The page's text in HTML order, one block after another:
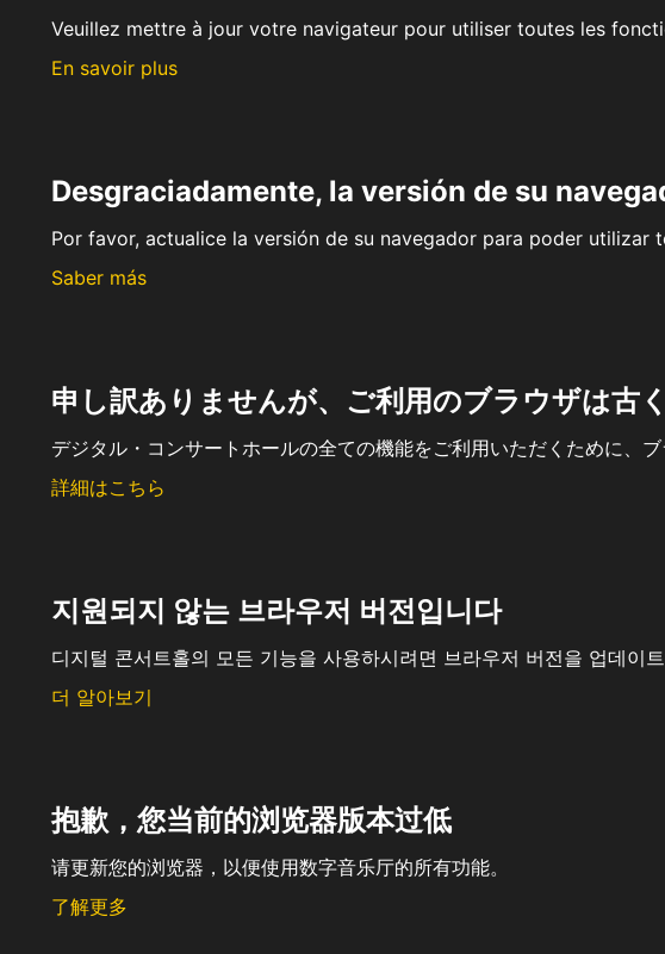
Veuillez mettre à jour votre navigateur pour utiliser toutes les
En savoir plus
Desgraciadamente, la versión de su
Por favor, actualice la versión de su navegador para poder utilizar
Saber más
申し訳ありませんが、ご利用のブラウザは古
デジタル・コンサートホールの全ての機能をご利用いただくために、
詳細はこちら
지원되지 않는 브라우저 버전입니다
디지털 콘서트홀의 모든 기능을 사용하시려면 브라우저 버전을 업데이
더 알아보기
抱歉，您当前的浏览器版本过低
请更新您的浏览器，以便使用数字音乐厅的所有功能。
了解更多